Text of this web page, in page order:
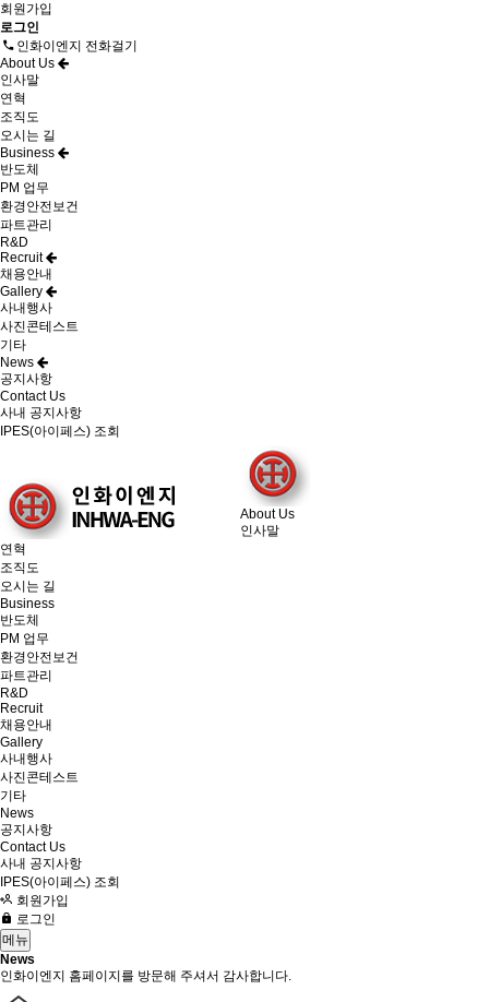
회원가입
로그인
인화이엔지 전화걸기
About Us
인사말
연혁
조직도
오시는 길
Business
반도체
PM 업무
환경안전보건
파트관리
R&D
Recruit
채용안내
Gallery
사내행사
사진콘테스트
기타
News
공지사항
Contact Us
사내 공지사항
IPES(아이페스) 조회
About Us
인사말
연혁
조직도
오시는 길
Business
반도체
PM 업무
환경안전보건
파트관리
R&D
Recruit
채용안내
Gallery
사내행사
사진콘테스트
기타
News
공지사항
Contact Us
사내 공지사항
IPES(아이페스) 조회
회원가입
로그인
메뉴
News
인화이엔지 홈페이지를 방문해 주셔서 감사합니다.